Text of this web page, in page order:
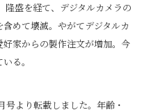
盛を経て、デジタルカメラの
めて壊滅。やがてデジタルカ
家からの製作注文が増加。今
る。
より転載しました。年齢・